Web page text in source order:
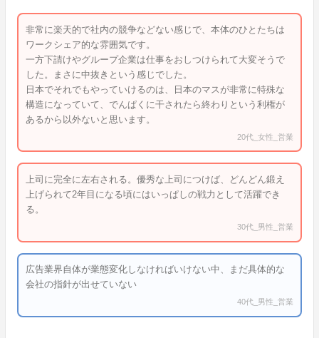
非常に楽天的で社内の競争などない感じで、本体のひとたちは
ワークシェア的な雰囲気です。
一方下請けやグループ企業は仕事をおしつけられて大変そうで
した。まさに中抜きという感じでした。
日本でそれでもやっていけるのは、日本のマスが非常に特殊な
構造になっていて、でんぱくに干されたら終わりという利権が
あるから以外ないと思います。
20代_女性_営業
上司に完全に左右される。優秀な上司につけば、どんどん鍛え
上げられて2年目になる頃にはいっぱしの戦力として活躍でき
る。
30代_男性_営業
広告業界自体が業態変化しなければいけない中、まだ具体的な
会社の指針が出せていない
40代_男性_営業